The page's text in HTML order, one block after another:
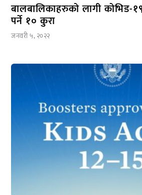
जनवरी ५, २०२२
बालबालिकाहरुको लागी कोभिड-
पर्ने १० कुरा